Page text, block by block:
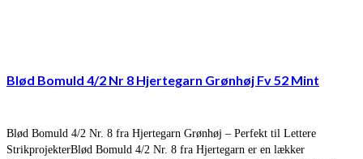
Blød Bomuld 4/2 Nr 8 Hjertegarn Grønhøj Fv 52 Mint
Blød Bomuld 4/2 Nr. 8 fra Hjertegarn Grønhøj – Perfekt til Lettere
StrikprojekterBlød Bomuld 4/2 Nr. 8 fra Hjertegarn er en lækker